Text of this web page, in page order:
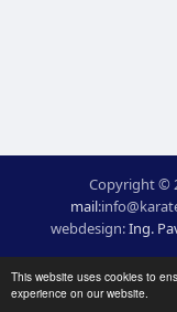
This website uses cookies to
experience on our website.
Copyright ©
mail:
webdesign:Ing.